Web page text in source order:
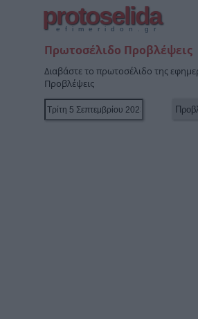
protoselida
efimeridon.gr
Πρωτοσέλιδο Προβλέψεις
Διαβάστε το πρωτοσέλιδο της
Προβλέψεις